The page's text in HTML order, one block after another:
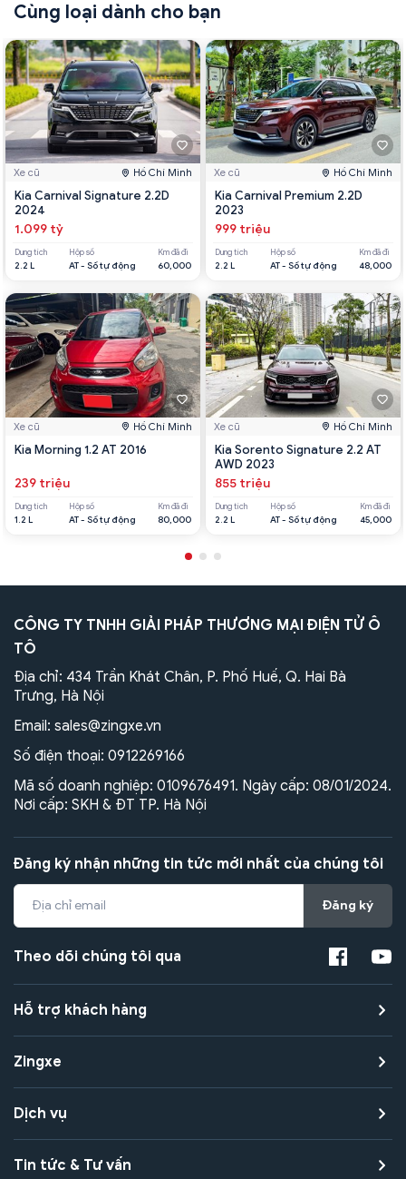
Cùng loại dành cho bạn
Xe cũ Hồ Chí Minh
Kia Carnival Signature 2.2D
2024
1.099 tỷ
Dung tích
2.2 L
Hộp số
AT - Số tự động
Km đã đi
60,000
Xe cũ Hồ Chí Minh
Kia Morning 1.2 AT 2016
239 triệu
Dung tích
1.2 L
Hộp số
AT - Số tự động
Km đã đi
80,000
Xe cũ Hồ Chí Minh
Kia Carnival Premium 2.2D
2023
999 triệu
Dung tích
2.2 L
Hộp số
AT - Số tự động
Km đã đi
48,000
Xe cũ Hồ Chí Minh
Kia Sorento Signature 2.2 AT
AWD 2023
855 triệu
Dung tích
2.2 L
Hộp số
AT - Số tự động
Km đã đi
45,000
CÔNG TY TNHH GIẢI PHÁP THƯƠNG MẠI ĐIỆN TỬ Ô
TÔ
Địa chỉ: 434 Trần Khát Chân, P. Phố Huế, Q. Hai Bà
Trưng, Hà Nội
Email: sales@zingxe.vn
Số điện thoại: 0912269166
Mã số doanh nghiệp: 0109676491. Ngày cấp: 08/01/2024.
Nơi cấp: SKH & ĐT TP. Hà Nội
Đăng ký nhận những tin tức mới nhất của chúng tôi
Đăng ký
Theo dõi chúng tôi qua
Hỗ trợ khách hàng
Zingxe
Dịch vụ
Tin tức & Tư vấn